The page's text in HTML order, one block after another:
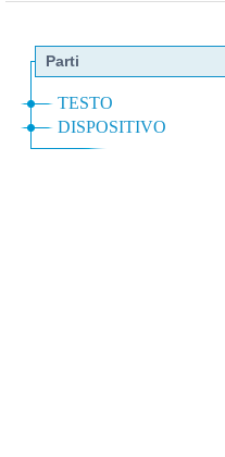
contrasto
novembre
28 luglio
della
norme per
nuovo
minorenni).